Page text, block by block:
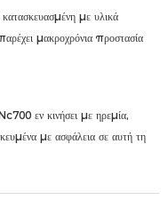
με υλικά
μακροχρόνια προστασία
εν κινήσει με ηρεμία,
με ασφάλεια σε αυτή τη